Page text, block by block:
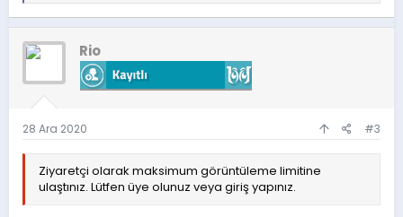
i
r
Rio
28 Ara 2020 #3
Ziyaretçi olarak maksimum görüntüleme limitine
ulaştınız. Lütfen üye olunuz veya giriş yapınız.